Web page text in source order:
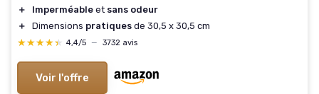
＋
Imperméable et sans odeur
＋
Dimensions pratiques de 30,5 x 30,5 cm
★★★★★
★★★★★ 4,4/5 — 3732 avis
Voir l'offre